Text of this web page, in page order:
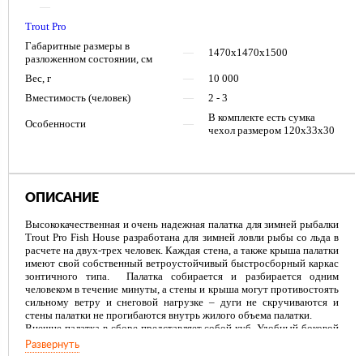
—
Trout Pro
Габаритные размеры в
разложенном состоянии, см
— 1470x1470x1500
Вес, г —
10 000
Вместимость (человек)
— 2 - 3
Особенности —
В комплекте есть сумка
чехол размером 120х33х30
ОПИСАНИЕ
Высококачественная и очень надежная палатка для зимней рыбалки
Trout Pro Fish House разработана для зимней ловли рыбы со льда в
расчете на двух-трех человек. Каждая стена, а также крыша палатки
имеют свой собственный ветроустойчивый быстросборный каркас
зонтичного типа. Палатка собирается и разбирается одним
человеком в течение минуты, а стены и крыша могут противостоять
сильному ветру и снеговой нагрузке – дуги не скручиваются и
стены палатки не прогибаются внутрь жилого объема палатки.
Внешне палатка в сборе представляет собой куб. Удобный боковой
вход на молнии позволяет без труда проходить внутрь палатки. В
Развернуть